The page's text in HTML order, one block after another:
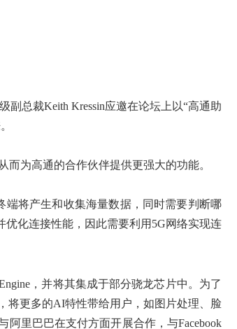
副总裁Keith Kressin应邀在论坛上以“高通助
为高通的合作伙伴提供更强大的功能。
端将产生和收集海量数据，同时需要判断哪
化连接性能，因此需要利用5G网络实现连
，并将其集成于部分骁龙芯片中。为了
将更多的AI特性带给用户，如图片处理、脸
里巴巴在支付方面开展合作，与Facebook